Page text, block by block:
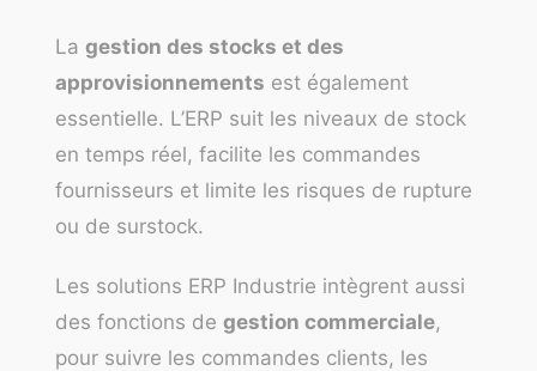
La gestion des stocks et des
approvisionnements est également
essentielle. L’ERP suit les niveaux de stock
en temps réel, facilite les commandes
fournisseurs et limite les risques de rupture
ou de surstock.
Les solutions ERP Industrie intègrent aussi
des fonctions de gestion commerciale,
pour suivre les commandes clients, les